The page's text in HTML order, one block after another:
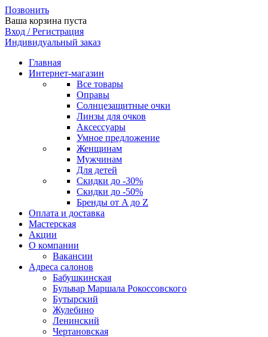
Позвонить
Ваша корзина пуста
Вход / Регистрация
Индивидуальный заказ
Главная
Интернет-магазин
Все товары
Оправы
Солнцезащитные очки
Линзы для очков
Аксессуары
Умное предложение
Женщинам
Мужчинам
Для детей
Скидки до -30%
Скидки до -50%
Бренды от A до Z
Оплата и доставка
Мастерская
Акции
О компании
Вакансии
Адреса салонов
Бабушкинская
Бульвар Маршала Рокоссовского
Бутырский
Жулебино
Ленинский
Чертановская